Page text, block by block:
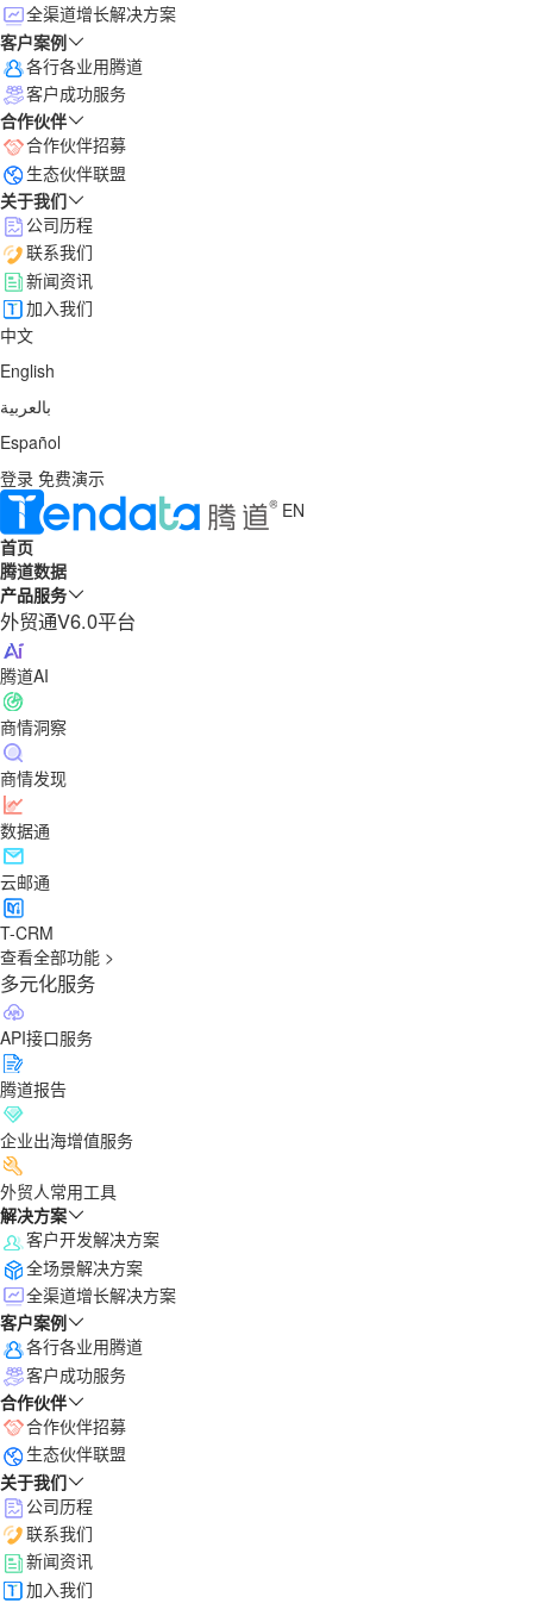
全渠道增长解决方案
客户案例
各行各业用腾道
客户成功服务
合作伙伴
合作伙伴招募
生态伙伴联盟
关于我们
公司历程
联系我们
新闻资讯
加入我们
中文
English
بالعربية
Español
登录 免费演示
EN
首页
腾道数据
产品服务
外贸通V6.0平台
腾道AI
商情洞察
商情发现
数据通
云邮通
T-CRM
查看全部功能 >
多元化服务
API接口服务
腾道报告
企业出海增值服务
外贸人常用工具
解决方案
客户开发解决方案
全场景解决方案
全渠道增长解决方案
客户案例
各行各业用腾道
客户成功服务
合作伙伴
合作伙伴招募
生态伙伴联盟
关于我们
公司历程
联系我们
新闻资讯
加入我们